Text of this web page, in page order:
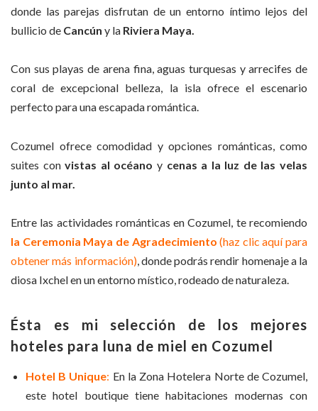
donde las parejas disfrutan de un entorno íntimo lejos del
bullicio de Cancún y la Riviera Maya.
Con sus playas de arena fina, aguas turquesas y arrecifes de
coral de excepcional belleza, la isla ofrece el escenario
perfecto para una escapada romántica.
Cozumel ofrece comodidad y opciones románticas, como
suites convistas al océano ycenas a la luz de las velas
junto al mar.
Entre las actividades románticas en Cozumel, te recomiendo
la Ceremonia Maya de Agradecimiento (haz clic aquí para
obtener más información), donde podrás rendir homenaje a la
diosa Ixchel en un entorno místico, rodeado de naturaleza.
Ésta es mi selección de los mejores
hoteles para luna de miel en Cozumel
Hotel B Unique: En la Zona Hotelera Norte de Cozumel,
este hotel boutique tiene habitaciones modernas con